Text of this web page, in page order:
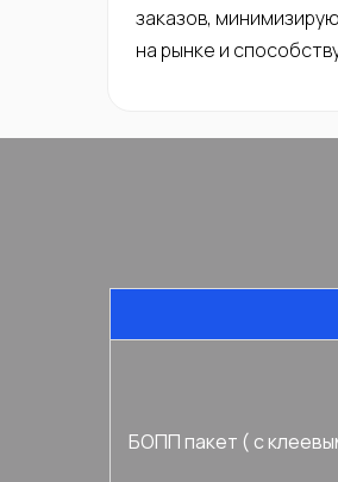
заказов,
на рынке и
БОПП пакет ( с